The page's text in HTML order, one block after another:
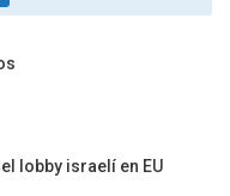
lobby israelí en EU